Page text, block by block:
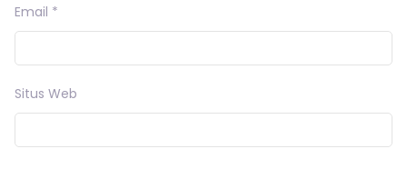
Email *
Situs Web